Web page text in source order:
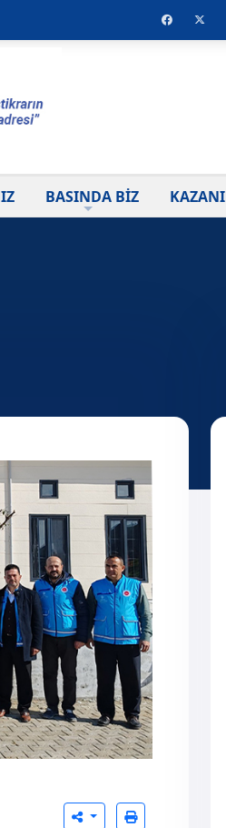
BASINDA BİZ